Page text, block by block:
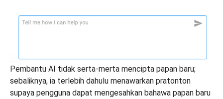
Pembantu AI tidak serta-merta mencipta papan baru;
sebaliknya, ia terlebih dahulu menawarkan pratonton
supaya pengguna dapat mengesahkan bahawa papan baru